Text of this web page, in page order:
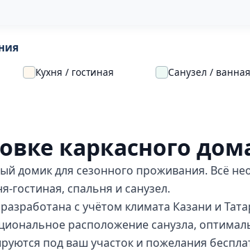
Кухня / гостиная Санузел / ванная
каркасного
домик для сезонного проживания. Всё
гостиная, спальня и санузел.
с учётом климата Казани и
расположение санузла,
под ваш участок и пожелания